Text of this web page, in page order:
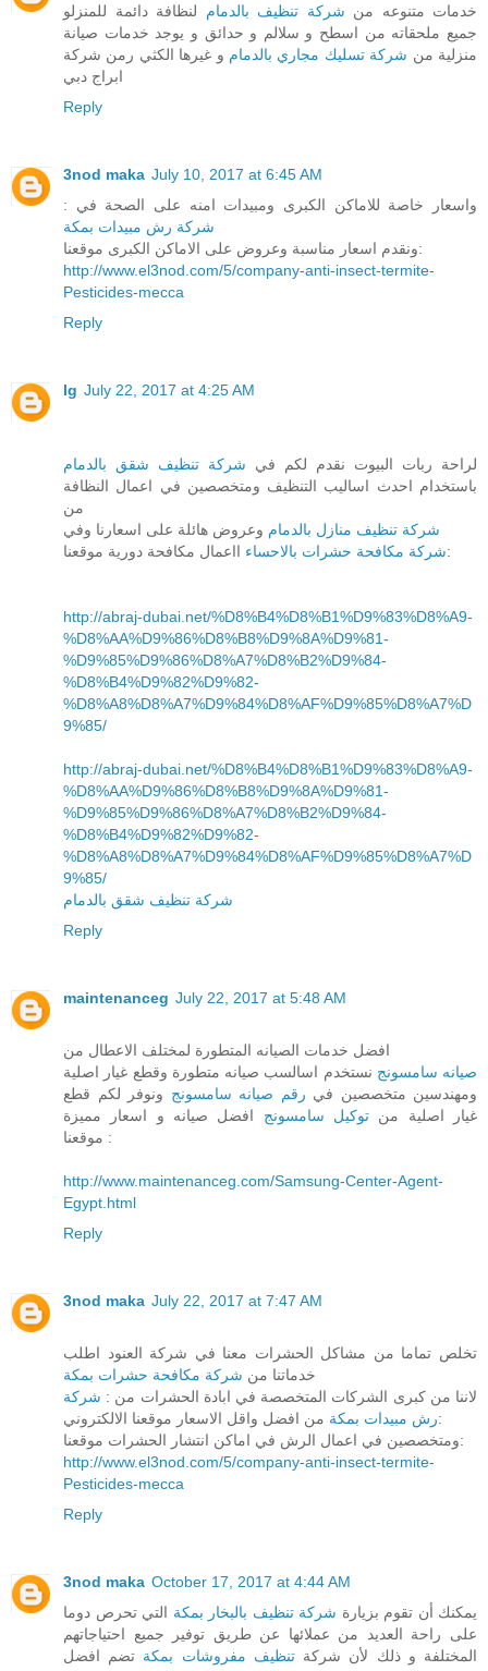
خدمات متنوعه من شركة تنظيف بالدمام لنظافة دائمة للمنزلو
جميع ملحقاته من اسطح و سلالم و حدائق و يوجد خدمات صيانة
منزلية من شركة تسليك مجاري بالدمام و غيرها الكثي رمن شركة
ابراج دبي
Reply
3nod maka July 10, 2017 at 6:45 AM
واسعار خاصة للاماكن الكبرى ومبيدات امنه على الصحة في :
شركة رش مبيدات بمكة
ونقدم اسعار مناسبة وعروض على الاماكن الكبرى موقعنا:
http://www.el3nod.com/5/company-anti-insect-termite-
Pesticides-mecca
Reply
lg July 22, 2017 at 4:25 AM
لراحة ربات البيوت نقدم لكم في شركة تنظيف شقق بالدمام
باستخدام احدث اساليب التنظيف ومتخصصين في اعمال النظافة
من
شركة تنظيف منازل بالدمام وعروض هائلة على اسعارنا وفي
شركة مكافحة حشرات بالاحساءااعمال مكافحة دورية موقعنا:
http://abraj-dubai.net/%D8%B4%D8%B1%D9%83%D8%A9-
%D8%AA%D9%86%D8%B8%D9%8A%D9%81-
%D9%85%D9%86%D8%A7%D8%B2%D9%84-
%D8%B4%D9%82%D9%82-
%D8%A8%D8%A7%D9%84%D8%AF%D9%85%D8%A7%D
9%85/
http://abraj-dubai.net/%D8%B4%D8%B1%D9%83%D8%A9-
%D8%AA%D9%86%D8%B8%D9%8A%D9%81-
%D9%85%D9%86%D8%A7%D8%B2%D9%84-
%D8%B4%D9%82%D9%82-
%D8%A8%D8%A7%D9%84%D8%AF%D9%85%D8%A7%D
9%85/
شركة تنظيف شقق بالدمام
Reply
maintenanceg July 22, 2017 at 5:48 AM
افضل خدمات الصيانه المتطورة لمختلف الاعطال من
صيانه سامسونج نستخدم اسالسب صيانه متطورة وقطع غيار اصلية
ومهندسين متخصصين في رقم صيانه سامسونج ونوفر لكم قطع
غيار اصلية من توكيل سامسونج افضل صيانه و اسعار مميزة
موقعنا :
http://www.maintenanceg.com/Samsung-Center-Agent-
Egypt.html
Reply
3nod maka July 22, 2017 at 7:47 AM
تخلص تماما من مشاكل الحشرات معنا في شركة العنود اطلب
خدماتنا من شركة مكافحة حشرات بمكة
لاننا من كبرى الشركات المتخصصة في ابادة الحشرات من : شركة
رش مبيدات بمكةمن افضل واقل الاسعار موقعنا الالكتروني:
ومتخصصين في اعمال الرش في اماكن انتشار الحشرات موقعنا:
http://www.el3nod.com/5/company-anti-insect-termite-
Pesticides-mecca
Reply
3nod maka October 17, 2017 at 4:44 AM
يمكنك أن تقوم بزيارة شركة تنظيف بالبخار بمكة التي تحرص دوما
على راحة العديد من عملائها عن طريق توفير جميع احتياجاتهم
المختلفة و ذلك لأن شركةتنظيف مفروشات بمكة تضم افضل